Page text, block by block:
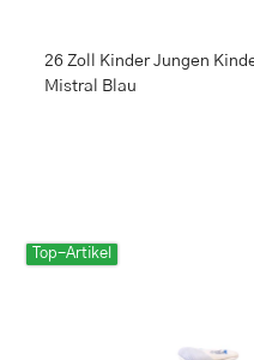
26 Zoll Kinder Jungen
Mistral Blau
Top-Artikel